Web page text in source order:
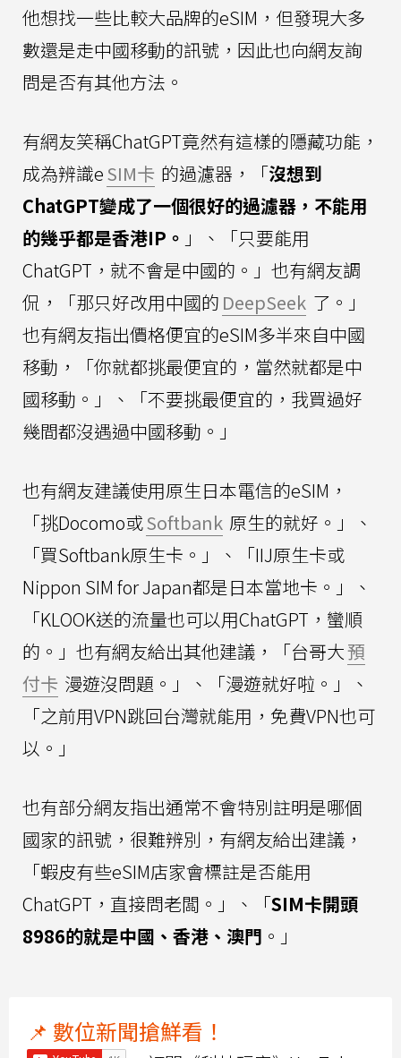
他想找一些比較大品牌的eSIM，但發現大多
數還是走中國移動的訊號，因此也向網友詢
問是否有其他方法。
有網友笑稱ChatGPT竟然有這樣的隱藏功能，
成為辨識eSIM卡 的過濾器，「沒想到
ChatGPT變成了一個很好的過濾器，不能用
的幾乎都是香港IP。 」、「只要能用
ChatGPT，就不會是中國的。」也有網友調
侃，「那只好改用中國的 DeepSeek 了。」
也有網友指出價格便宜的eSIM多半來自中國
移動，「你就都挑最便宜的，當然就都是中
國移動。」、「不要挑最便宜的，我買過好
幾間都沒遇過中國移動。」
也有網友建議使用原生日本電信的eSIM，
「挑Docomo或Softbank 原生的就好。」、
「買Softbank原生卡。」、「IIJ原生卡或
Nippon SIM for Japan都是日本當地卡。」、
「KLOOK送的流量也可以用ChatGPT，蠻順
的。」也有網友給出其他建議，「台哥大預
付卡 漫遊沒問題。」、「漫遊就好啦。」、
「之前用VPN跳回台灣就能用，免費VPN也可
以。」
也有部分網友指出通常不會特別註明是哪個
國家的訊號，很難辨別，有網友給出建議，
「蝦皮有些eSIM店家會標註是否能用
ChatGPT，直接問老闆。」、「SIM卡開頭
8986的就是中國、香港、澳門 。」
📌 數位新聞搶鮮看！